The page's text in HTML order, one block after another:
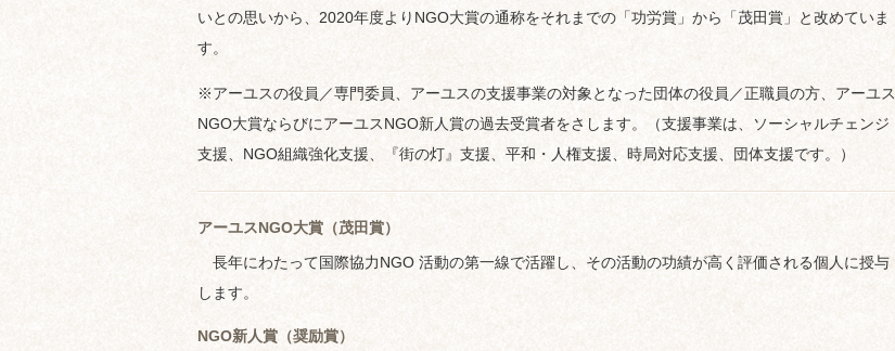
いとの思いから、2020年度よりNGO大賞の通称をそれまでの「功労賞」から「茂田賞」と改めていま
す。
※アーユスの役員／専門委員、アーユスの支援事業の対象となった団体の役員／正職員の方、アーユス
NGO大賞ならびにアーユスNGO新人賞の過去受賞者をさします。（支援事業は、ソーシャルチェンジ
支援、NGO組織強化支援、『街の灯』支援、平和・人権支援、時局対応支援、団体支援です。）
アーユスNGO大賞（茂田賞）
長年にわたって国際協力NGO 活動の第一線で活躍し、その活動の功績が高く評価される個人に授与
します。
NGO新人賞（奨励賞）